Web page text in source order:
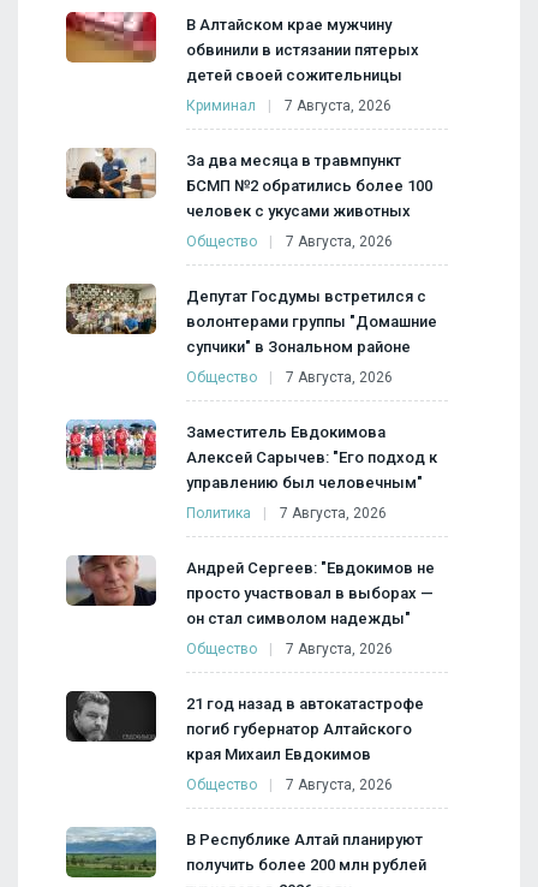
В Алтайском крае мужчину
обвинили в истязании пятерых
детей своей сожительницы
Криминал 7 Августа, 2026
За два месяца в травмпункт
БСМП №2 обратились более 100
человек с укусами животных
Общество 7 Августа, 2026
Депутат Госдумы встретился с
волонтерами группы "Домашние
супчики" в Зональном районе
Общество 7 Августа, 2026
Заместитель Евдокимова
Алексей Сарычев: "Его подход к
управлению был человечным"
Политика 7 Августа, 2026
Андрей Сергеев: "Евдокимов не
просто участвовал в выборах —
он стал символом надежды"
Общество 7 Августа, 2026
21 год назад в автокатастрофе
погиб губернатор Алтайского
края Михаил Евдокимов
Общество 7 Августа, 2026
В Республике Алтай планируют
получить более 200 млн рублей